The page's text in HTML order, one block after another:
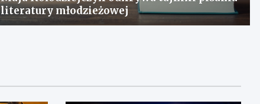
literatury młodzieżowej